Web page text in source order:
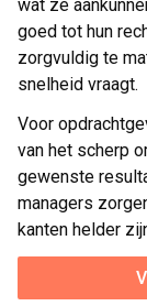
wat ze
goed tot hun
zorgvuldig te
snelheid vraagt.
Voor
van het scherp
gewenste
managers
kanten helder